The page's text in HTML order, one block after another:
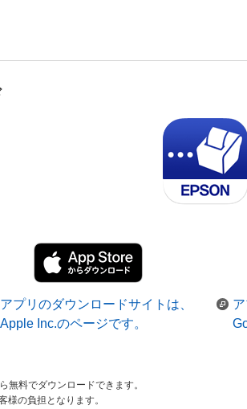
アプリのダウンロードサイトは、
Apple Inc.のページです。
無料でダウンロードできます。
の負担となります。